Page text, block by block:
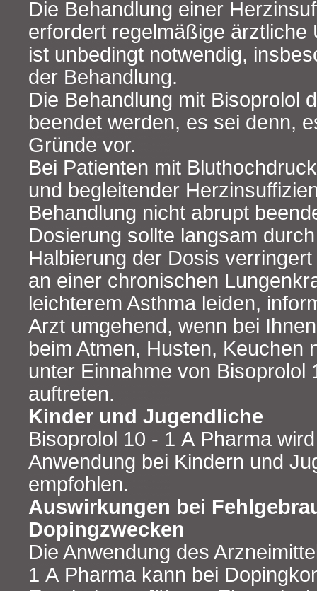
Die Behandlung einer
erfordert regelmäßige ärztliche
ist unbedingt notwendig,
der Behandlung.
Die Behandlung mit Bisoprolol
beendet werden, es sei denn,
Gründe vor.
Bei Patienten mit
und begleitender
Behandlung nicht abrupt
Dosierung sollte langsam
Halbierung der Dosis
an einer chronischen
leichterem Asthma leiden,
Arzt umgehend, wenn bei
beim Atmen, Husten, Keuchen
unter Einnahme von Bisoprolol
auftreten.
Kinder und Jugendliche
Bisoprolol 10 - 1 A Pharma
Anwendung bei Kindern und
empfohlen.
Auswirkungen bei
Dopingzwecken
Die Anwendung des
1 A Pharma kann bei